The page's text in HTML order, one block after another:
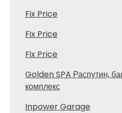
Fix Price
Fix Price
Fix Price
Golden SPA Распутин,
комплекс
Inpower Garage